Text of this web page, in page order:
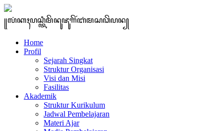
꧋ꦭꦁꦏꦃꦥꦱ꧀ꦠꦶꦩꦼꦤꦸꦗꦸꦒꦼꦂꦧꦁꦩꦱꦣꦼꦥꦤ꧀
Home
Profil
Sejarah Singkat
Struktur Organisasi
Visi dan Misi
Fasilitas
Akademik
Struktur Kurikulum
Jadwal Pembelajaran
Materi Ajar